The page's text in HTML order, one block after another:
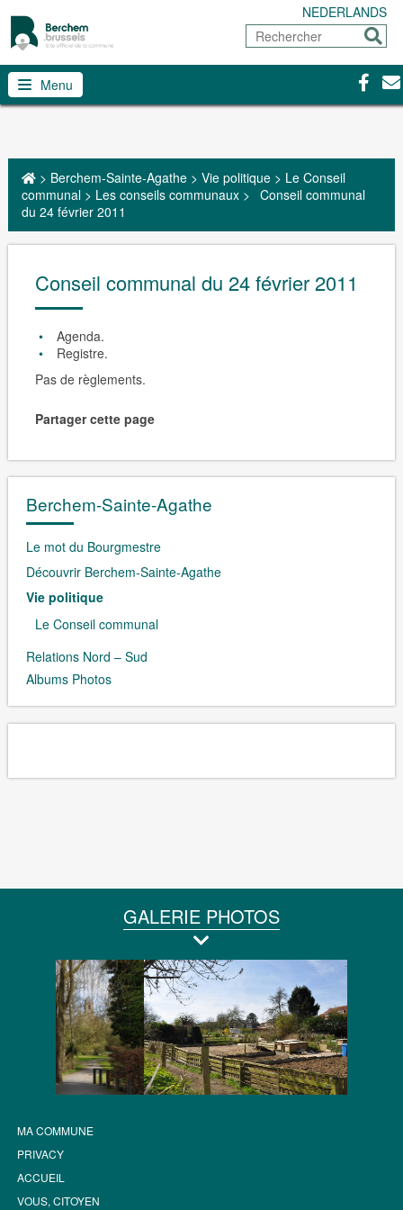
NEDERLANDS
Rechercher
Menu
> Berchem-Sainte-Agathe> Vie politique> Le Conseil
communal> Les conseils communaux> Conseil communal
du 24 février 2011
Conseil communal du 24 février 2011
Agenda.
Registre.
Pas de règlements.
Partager cette page
Berchem-Sainte-Agathe
Le mot du Bourgmestre
Découvrir Berchem-Sainte-Agathe
Vie politique
Le Conseil communal
Relations Nord – Sud
Albums Photos
GALERIE PHOTOS
MA COMMUNE
PRIVACY
ACCUEIL
VOUS, CITOYEN